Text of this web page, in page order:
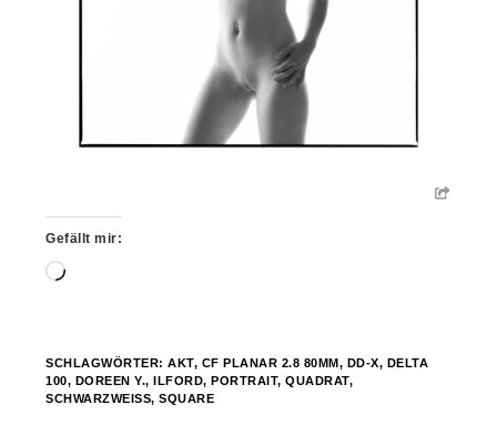
Gefällt mir:
Wird
SCHLAGWÖRTER:AKT, CF PLANAR 2.8 80MM, DD-X, DELTA
100, DOREEN Y.,ILFORD,PORTRAIT,QUADRAT,
SCHWARZWEISS
,SQUARE